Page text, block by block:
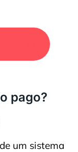
pago?
um sistema